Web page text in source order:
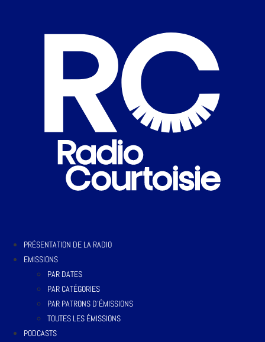
PRÉSENTATION DE LA RADIO
EMISSIONS
PAR DATES
PAR CATÉGORIES
PAR PATRONS D’ÉMISSIONS
TOUTES LES ÉMISSIONS
PODCASTS